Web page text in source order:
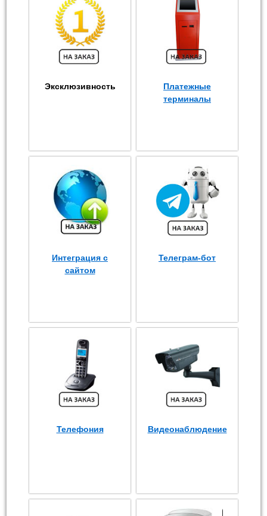
Эксклюзивность
Платежные
терминалы
Интеграция с
сайтом
Телеграм-бот
Телефония Видеонаблюдение